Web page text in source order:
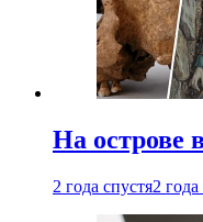
На острове
2 года спустя2 года